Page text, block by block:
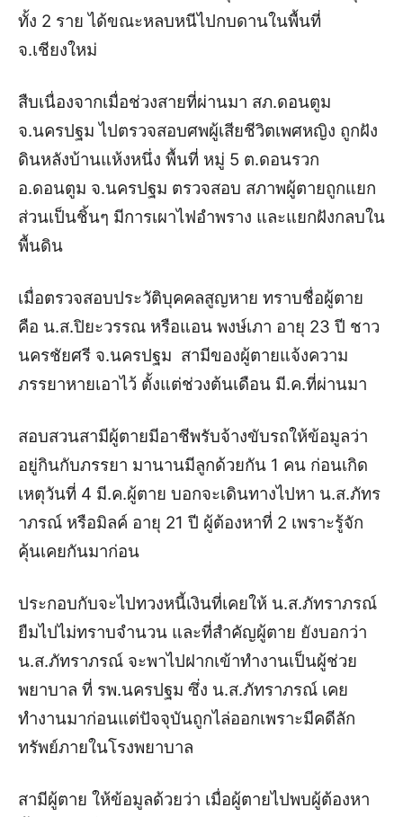
ทั้ง 2 ราย ได้ขณะหลบหนีไปกบดานในพื้นที่
จ.เชียงใหม่
สืบเนื่องจากเมื่อช่วงสายที่ผ่านมา สภ.ดอนตูม
จ.นครปฐม ไปตรวจสอบศพผู้เสียชีวิตเพศหญิง ถูกฝัง
ดินหลังบ้านแห้งหนึ่ง พื้นที่ หมู่ 5 ต.ดอนรวก
อ.ดอนตูม จ.นครปฐม ตรวจสอบ สภาพผู้ตายถูกแยก
ส่วนเป็นชิ้นๆ มีการเผาไฟอำพราง และแยกฝังกลบใน
พื้นดิน
เมื่อตรวจสอบประวัติบุคคลสูญหาย ทราบชื่อผู้ตาย
คือ น.ส.ปิยะวรรณ หรือแอน พงษ์เภา อายุ 23 ปี ชาว
นครชัยศรี จ.นครปฐม สามีของผู้ตายแจ้งความ
ภรรยาหายเอาไว้ ตั้งแต่ช่วงต้นเดือน มี.ค.ที่ผ่านมา
สอบสวนสามีผู้ตายมีอาชีพรับจ้างขับรถให้ข้อมูลว่า
อยู่กินกับภรรยา มานานมีลูกด้วยกัน 1 คน ก่อนเกิด
เหตุวันที่ 4 มี.ค.ผู้ตาย บอกจะเดินทางไปหา น.ส.ภัทร
าภรณ์ หรือมิลค์ อายุ 21 ปี ผู้ต้องหาที่ 2 เพราะรู้จัก
คุ้นเคยกันมาก่อน
ประกอบกับจะไปทวงหนี้เงินที่เคยให้ น.ส.ภัทราภรณ์
ยืมไปไม่ทราบจำนวน และที่สำคัญผู้ตาย ยังบอกว่า
น.ส.ภัทราภรณ์ จะพาไปฝากเข้าทำงานเป็นผู้ช่วย
พยาบาล ที่ รพ.นครปฐม ซึ่ง น.ส.ภัทราภรณ์ เคย
ทำงานมาก่อนแต่ปัจจุบันถูกไล่ออกเพราะมีคดีลัก
ทรัพย์ภายในโรงพยาบาล
สามีผู้ตาย ให้ข้อมูลด้วยว่า เมื่อผู้ตายไปพบผู้ต้องหา